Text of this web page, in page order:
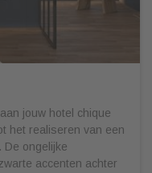
jouw hotel chique
het realiseren van een
De ongelijke
accenten achter